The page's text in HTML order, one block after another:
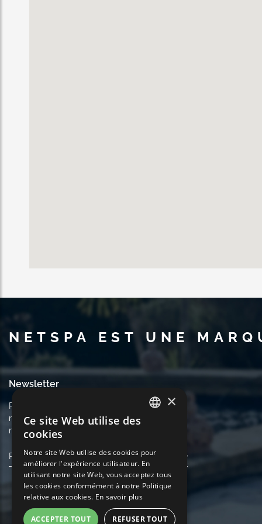
NETSPA EST UNE
Newsletter
Recevez des informations sur nos produits et
notre actualité. Annulez votre inscription à tout
moment.
FRENCH
GERMAN
ITALIAN
×
Ce site Web utilise des
cookies
Notre site Web utilise des cookies pour
améliorer l'expérience utilisateur. En
utilisant notre site Web, vous acceptez tous
les cookies conformément à notre Politique
relative aux cookies. En savoir plus
ACCEPTER TOUT REFUSER TOUT